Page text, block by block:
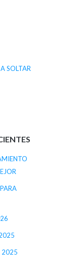
SOLTAR
2025